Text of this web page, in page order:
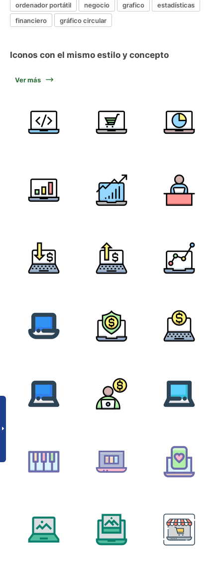
ordenador portátil negocio grafico
estadísticas
financiero
gráfico circular
Iconos con el mismo estilo y concepto
Ver más